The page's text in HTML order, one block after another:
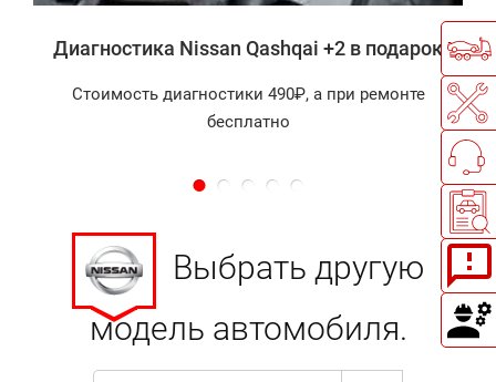
Диагностика Nissan Qashqai +2 в подарок
Стоимость диагностики 490₽, а при ремонте
бесплатно
Выбрать другую
модель автомобиля.